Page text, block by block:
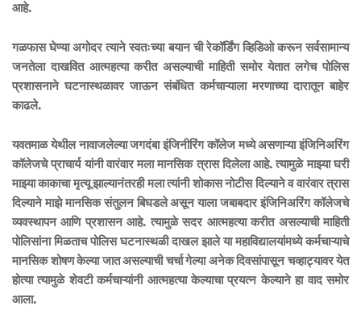
आहे.
गळफास घेण्या अगोदर त्याने स्वतःच्या बयान ची रेकॉर्डिंग व्हिडिओ करून सर्वसामान्य
जनतेला दाखवित आत्महत्या करीत असल्याची माहिती समोर येतात लगेच पोलिस
प्रशासनाने घटनास्थळावर जाऊन संबंधित कर्मचाऱ्याला मरणाच्या दारातून बाहेर
काढले.
यवतमाळ येथील नावाजलेल्या जगदंबा इंजिनीरिंग कॉलेज मध्ये असणाऱ्या इंजिनिअरिंग
कॉलेजचे प्राचार्य यांनी वारंवार मला मानसिक त्रास दिलेला आहे. त्यामुळे माझ्या घरी
माझ्या काकाचा मृत्यू झाल्यानंतरही मला त्यांनी शोकास नोटीस दिल्याने व वारंवार त्रास
दिल्याने माझे मानसिक संतुलन बिघडले असून याला जबाबदार इंजिनिअरिंग कॉलेजचे
व्यवस्थापन आणि प्रशासन आहे. त्यामुळे सदर आत्महत्या करीत असल्याची माहिती
पोलिसांना मिळताच पोलिस घटनास्थळी दाखल झाले या महाविद्यालयांमध्ये कर्मचाऱ्याचे
मानसिक शोषण केल्या जात असल्याची चर्चा गेल्या अनेक दिवसांपासून चव्हाट्यावर येत
होत्या त्यामुळे शेवटी कर्मचाऱ्यांनी आत्महत्या केल्याचा प्रयत्न केल्याने हा वाद समोर
आला.